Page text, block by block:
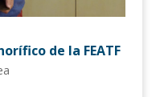
de la FEATF